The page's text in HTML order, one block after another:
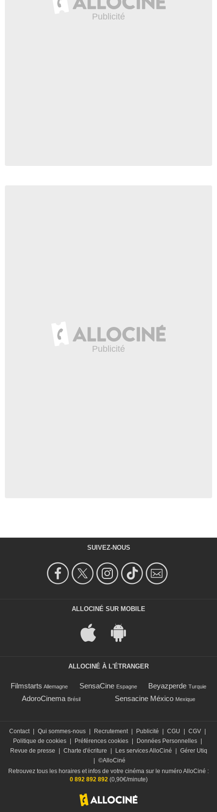
SUIVEZ-NOUS
ALLOCINÉ SUR MOBILE
ALLOCINÉ À L'ÉTRANGER
Filmstarts Allemagne SensaCine Espagne Beyazperde Turquie
AdoroCinema Brésil Sensacine México Mexique
Contact Qui sommes-nous Recrutement Publicité CGU CGV
Politique de cookies
Préférences cookies Données Personnelles
Revue de presse
Charte d'écriture Les services AlloCiné
Gérer Utiq
©AlloCiné
Retrouvez tous les horaires et infos de votre cinéma sur le numéro AlloCiné :
0 892 892 892(0,90€/minute)